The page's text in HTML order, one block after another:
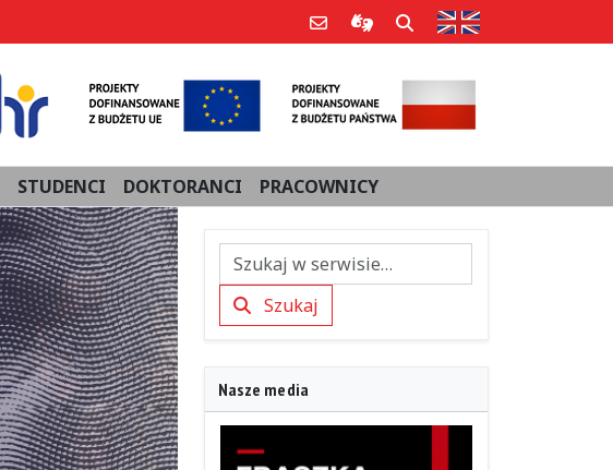
Poczta e-mailInformacje dla użytkowników
Szukaj Strona w języku
STUDENCI DOKTORANCI PRACOWNICY
SzukajSzukaj
Nasze media